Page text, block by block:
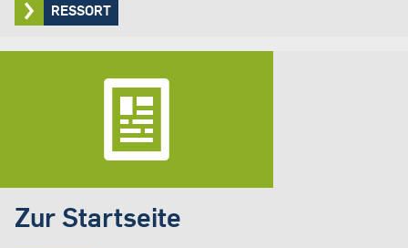
RESSORT
Zur Startseite